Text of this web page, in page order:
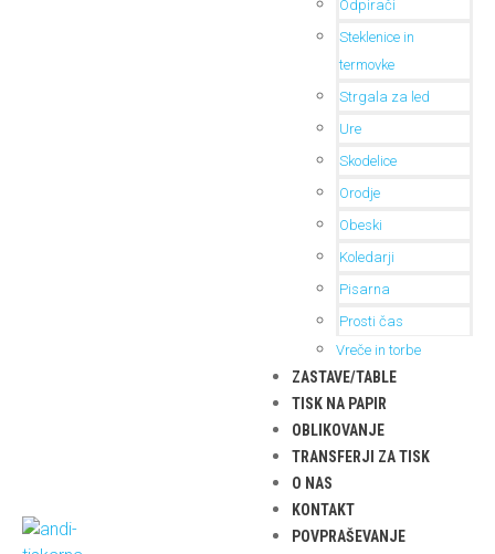
Odpirači
Steklenice in
termovke
Strgala za led
Ure
Skodelice
Orodje
Obeski
Koledarji
Pisarna
Prosti čas
Vreče in torbe
ZASTAVE/TABLE
TISK NA PAPIR
OBLIKOVANJE
TRANSFERJI ZA TISK
O NAS
KONTAKT
POVPRAŠEVANJE